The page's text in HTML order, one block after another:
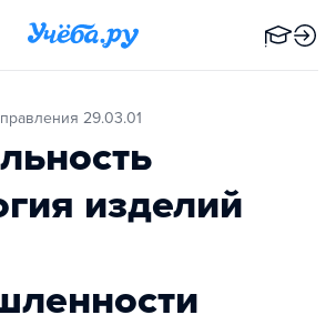
29.03.01
изделий